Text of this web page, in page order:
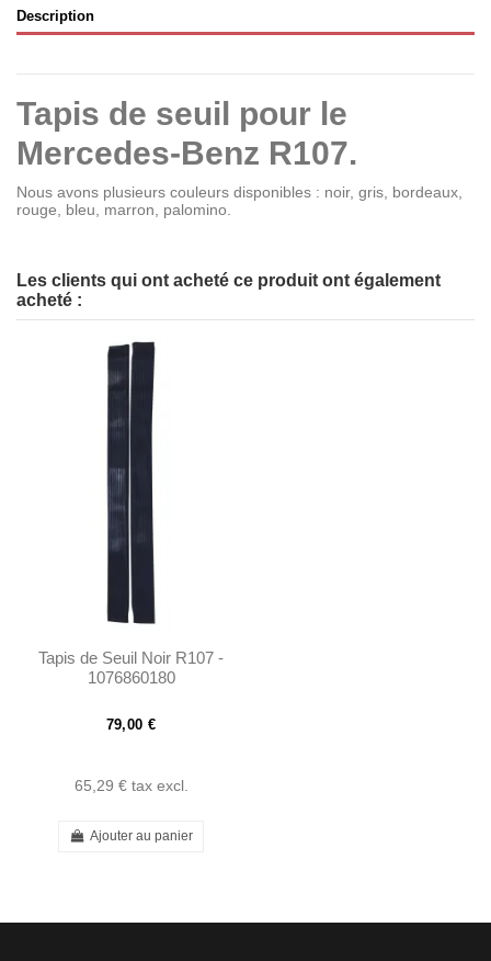
Description
Tapis de seuil pour le
Mercedes-Benz R107.
Nous avons plusieurs couleurs disponibles : noir, gris, bordeaux,
rouge, bleu, marron, palomino.
Les clients qui ont acheté ce produit ont également
acheté :
Tapis de Seuil Noir R107 -
1076860180
79,00 €
65,29 € tax excl.
Ajouter au panier